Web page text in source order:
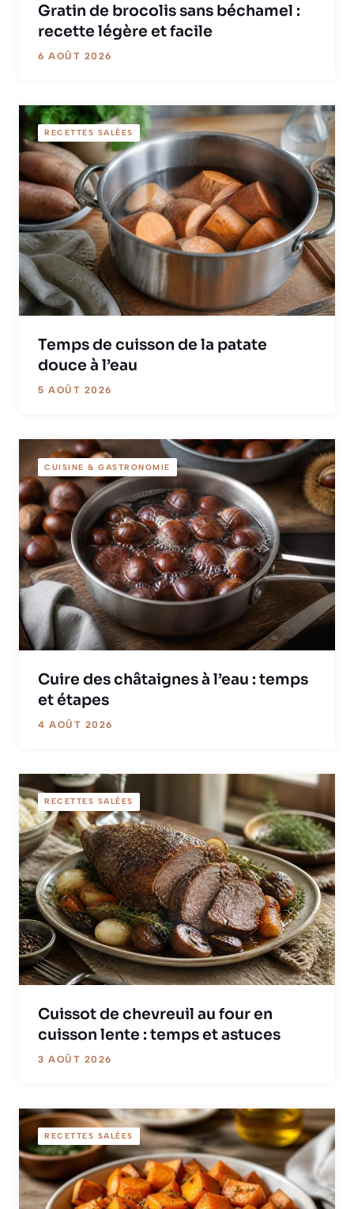
Gratin de brocolis sans béchamel :
recette légère et facile
6 AOÛT 2026
RECETTES SALÉES
Temps de cuisson de la patate
douce à l’eau
5 AOÛT 2026
CUISINE & GASTRONOMIE
Cuire des châtaignes à l’eau : temps
et étapes
4 AOÛT 2026
RECETTES SALÉES
Cuissot de chevreuil au four en
cuisson lente : temps et astuces
3 AOÛT 2026
RECETTES SALÉES